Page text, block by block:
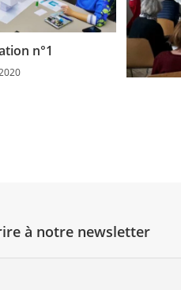
n°1
à notre newsletter